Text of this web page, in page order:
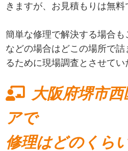
きますが、お見積もりは無料
簡単な修理で解決する場合も
などの場合はどこの場所で
るために現場調査とさせてい
大阪府堺市
アで
修理はどのくら